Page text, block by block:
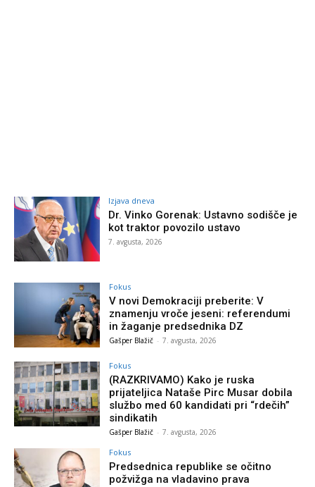
Izjava dneva
Dr. Vinko Gorenak: Ustavno sodišče je
kot traktor povozilo ustavo
7. avgusta, 2026
Fokus
V novi Demokraciji preberite: V
znamenju vroče jeseni: referendumi
in žaganje predsednika DZ
Gašper Blažič - 7. avgusta, 2026
Fokus
(RAZKRIVAMO) Kako je ruska
prijateljica Nataše Pirc Musar dobila
službo med 60 kandidati pri “rdečih”
sindikatih
Gašper Blažič - 7. avgusta, 2026
Fokus
Predsednica republike se očitno
požvižga na vladavino prava